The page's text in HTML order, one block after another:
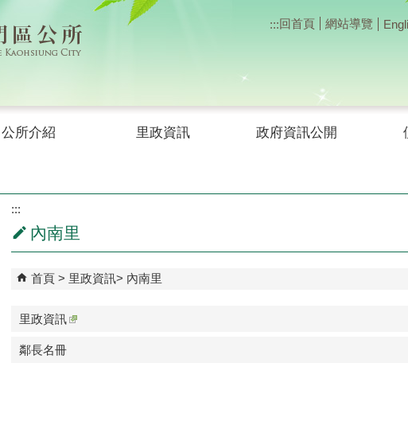
:::回首頁 網站導覽
公所介紹 里政資訊 政府資訊公開
:::
內南里
首頁 里政資訊 內南里
里政資訊
鄰長名冊